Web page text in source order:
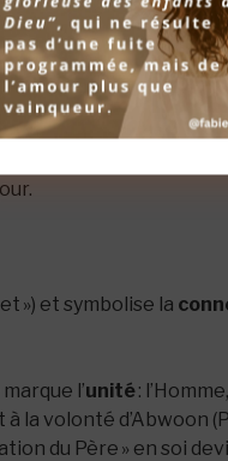
apprendre à se
de
des matrices
l’amour envers
à notre insu, nous
subtilement centré
») et symbolise la
l’unité:
la volonté d’Abwoon
du Père » en soi